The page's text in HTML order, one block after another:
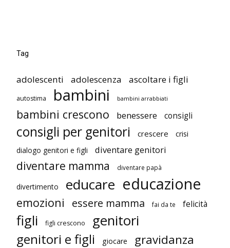
Tag
adolescenti adolescenza ascoltare i figli
autostima bambini bambini arrabbiati
bambini crescono benessere consigli
consigli per genitori crescere
crisi
dialogo genitori e figli
diventare genitori
diventare mamma diventare papà
divertimento educare educazione
emozioni essere mamma fai da te felicità
figli figli crescono genitori
genitori e figli giocare gravidanza